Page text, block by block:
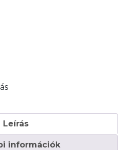
Leírás
információk